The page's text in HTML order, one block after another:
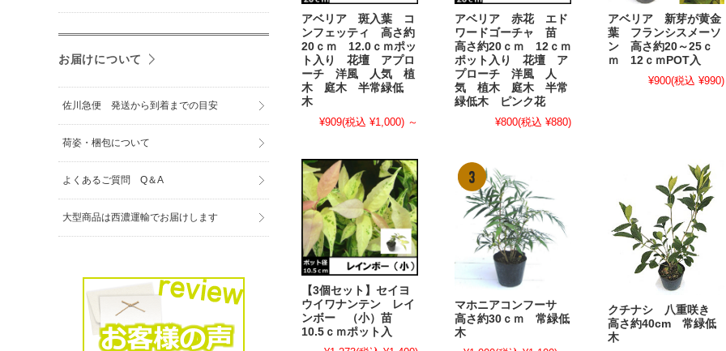
アベリア 斑入葉 コ
ンフェッティ 高さ約
20ｃｍ 12.0ｃｍポッ
ト入り 花壇 アプロ
ーチ 洋風 人気 植
木 庭木 半常緑低
木
¥909(税込 ¥1,000) ～
アベリア 赤花 エド
ワードゴーチャ 苗
高さ約20ｃｍ 12ｃｍ
ポット入り 花壇 ア
プローチ 洋風 人
気 植木 庭木 半常
緑低木 ピンク花
¥800(税込 ¥880)
アベリア 新芽が黄金
葉 フランシスメーソ
ン 高さ約20～25ｃ
ｍ 12ｃｍPOT入
¥900(税込 ¥990)
【3個セット】セイヨ
ウイワナンテン レイ
ンボー （小）苗
10.5ｃｍポット入
マホニアコンフーサ
高さ約30ｃｍ 常緑低
木
クチナシ 八重咲き
高さ約40cm 常緑低
木
お届けについて
佐川急便 発送から到着までの目安
荷姿・梱包について
よくあるご質問 Q＆A
大型商品は西濃運輸でお届けします